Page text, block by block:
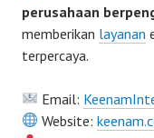
perusahaan
memberikan layanan
terpercaya.
Email:
Website: